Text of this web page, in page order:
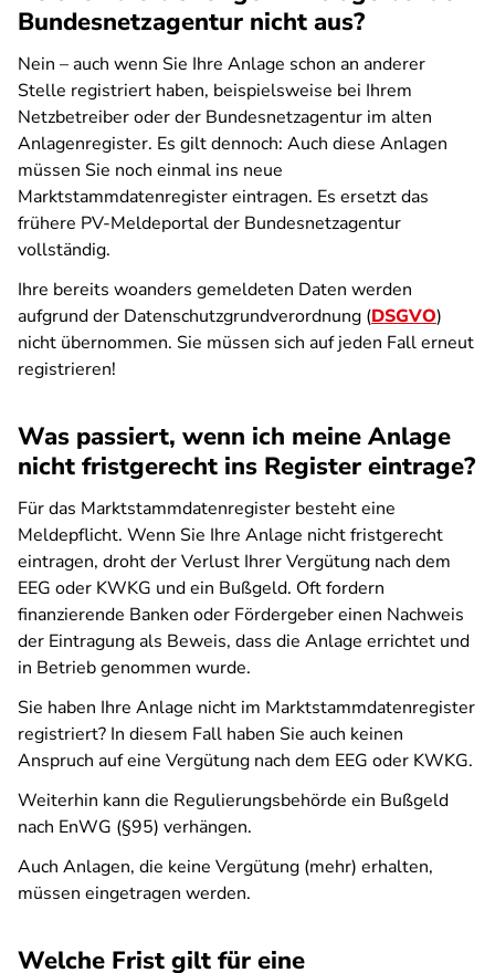
Bundesnetzagentur nicht aus?
Nein – auch wenn Sie Ihre Anlage schon an anderer
Stelle registriert haben, beispielsweise bei Ihrem
Netzbetreiber oder der Bundesnetzagentur im alten
Anlagenregister. Es gilt dennoch: Auch diese Anlagen
müssen Sie noch einmal ins neue
Marktstammdatenregister eintragen. Es ersetzt das
frühere PV-Meldeportal der Bundesnetzagentur
vollständig.
Ihre bereits woanders gemeldeten Daten werden
aufgrund der Datenschutzgrundverordnung (DSGVO)
nicht übernommen. Sie müssen sich auf jeden Fall erneut
registrieren!
Was passiert, wenn ich meine Anlage
nicht fristgerecht ins Register eintrage?
Für das Marktstammdatenregister besteht eine
Meldepflicht. Wenn Sie Ihre Anlage nicht fristgerecht
eintragen, droht der Verlust Ihrer Vergütung nach dem
EEG oder KWKG und ein Bußgeld. Oft fordern
finanzierende Banken oder Fördergeber einen Nachweis
der Eintragung als Beweis, dass die Anlage errichtet und
in Betrieb genommen wurde.
Sie haben Ihre Anlage nicht im Marktstammdatenregister
registriert? In diesem Fall haben Sie auch keinen
Anspruch auf eine Vergütung nach dem EEG oder KWKG.
Weiterhin kann die Regulierungsbehörde ein Bußgeld
nach EnWG (§95) verhängen.
Auch Anlagen, die keine Vergütung (mehr) erhalten,
müssen eingetragen werden.
Welche Frist gilt für eine